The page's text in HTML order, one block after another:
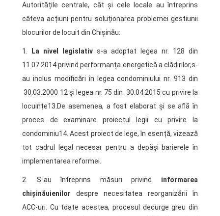
Autoritățile centrale, cât și cele locale au întreprins
câteva acțiuni pentru soluționarea problemei gestiunii
blocurilor de locuit din Chișinău:
1. La nivel legislativ s-a adoptat legea nr. 128 din
11.07.2014 privind performanța energetică a clădirilor,s-
au inclus modificări în legea condominiului nr. 913 din
30.03.2000 12 și legea nr. 75 din 30.04.2015 cu privire la
locuințe13.De asemenea, a fost elaborat și se află în
proces de examinare proiectul legii cu privire la
condominiu14. Acest proiect de lege, în esență, vizează
tot cadrul legal necesar pentru a depăși barierele în
implementarea reformei.
2. S-au întreprins măsuri privind informarea
chișinăuienilor despre necesitatea reorganizării în
ACC-uri. Cu toate acestea, procesul decurge greu din